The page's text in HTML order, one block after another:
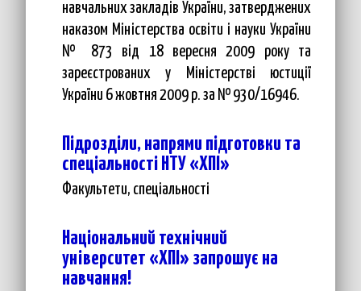
навчальних закладів України, затверджених
наказом Міністерства освіти і науки України
№ 873 від 18 вересня 2009 року та
зареєстрованих у Міністерстві юстиції
України 6 жовтня 2009 р. за № 930/16946.
Підрозділи, напрями підготовки та
спеціальності НТУ «ХПІ»
Факультети, спеціальності
Національний технічний
університет «ХПІ» запрошує на
навчання!